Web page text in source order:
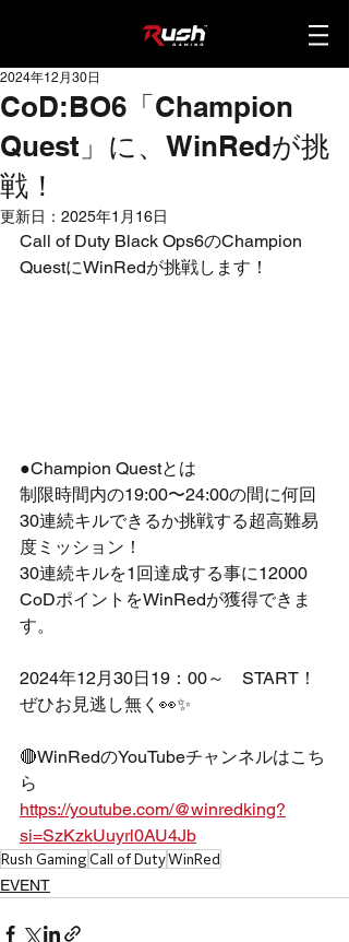
CoD:BO6「Champion
Quest」に、WinRedが挑
戦！
2024年12月30日
更新日： 2025年1月16日
Call of Duty Black Ops6のChampion
QuestにWinRedが挑戦します！
●Champion Questとは
制限時間内の19:00〜24:00の間に何回
30連続キルできるか挑戦する超高難易
度ミッション！
30連続キルを1回達成する事に12000
CoDポイントをWinRedが獲得できま
す。
2024年12月30日19：00～　START！
ぜひお見逃し無く👀✨
🔴WinRedのYouTubeチャンネルはこち
ら
https://youtube.com/@winredking?
si=SzKzkUuyrl0AU4Jb
Rush Gaming Call of DutyWinRed
EVENT